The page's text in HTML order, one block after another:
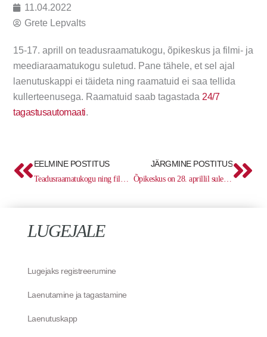
11.04.2022
Grete Lepvalts
15-17. aprill on teadusraamatukogu, õpikeskus ja filmi- ja
meediaraamatukogu suletud. Pane tähele, et sel ajal
laenutuskappi ei täideta ning raamatuid ei saa tellida
kullerteenusega. Raamatuid saab tagastada 24/7
tagastusautomaati.
Prev
EELMINE POSTITUS
Teadusraamatukogu ning filmi- ja meediaraamatukogu on 7. aprillil suletud
JÄRGMINE POSTITUS
Õpikeskus on 28. aprillil suletud
LUGEJALE
Lugejaks registreerumine
Laenutamine ja tagastamine
Laenutuskapp